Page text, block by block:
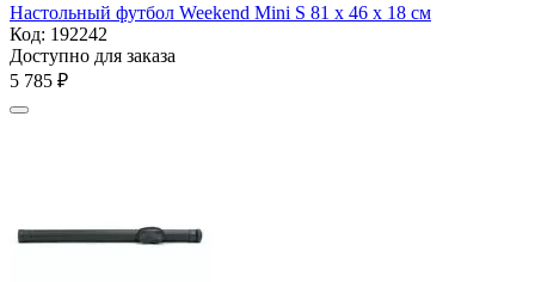
Настольный футбол Weekend Mini S 81 x 46 x 18 см
Код: 192242
Доступно для заказа
5 785 ₽